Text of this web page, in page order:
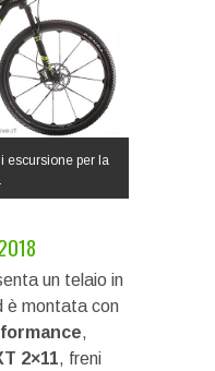
escursione per la
un telaio in
è montata con
,
2×11, freni